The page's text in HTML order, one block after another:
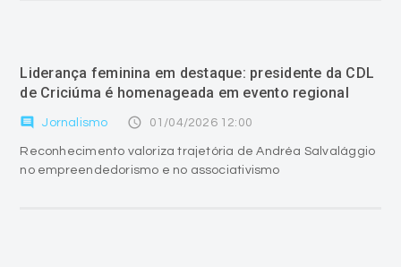
Liderança feminina em destaque: presidente da CDL
de Criciúma é homenageada em evento regional
comment Jornalismo access_time 01/04/2026 12:00
Reconhecimento valoriza trajetória de Andréa Salvalággio
no empreendedorismo e no associativismo